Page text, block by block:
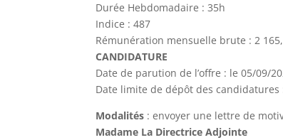
Durée Hebdomadaire : 35h
Indice : 487
Rémunération mensuelle brute : 2
CANDIDATURE
Date de parution de l’offre : le 05/09/
Date limite de dépôt des candidatures
Modalités : envoyer une lettre de
Madame La Directrice Adjointe